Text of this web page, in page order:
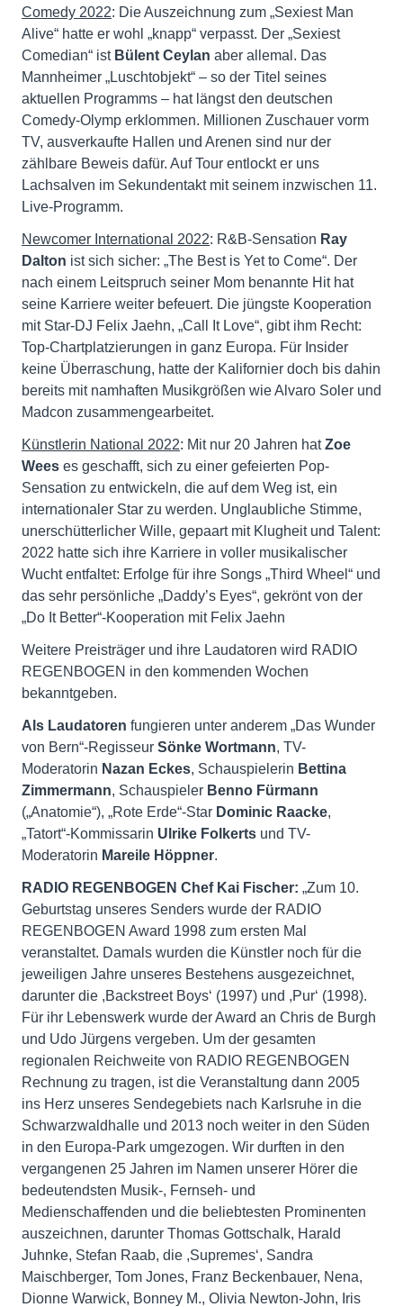
Comedy 2022: Die Auszeichnung zum „Sexiest Man
Alive“ hatte er wohl „knapp“ verpasst. Der „Sexiest
Comedian“ ist Bülent Ceylan aber allemal. Das
Mannheimer „Luschtobjekt“ – so der Titel seines
aktuellen Programms – hat längst den deutschen
Comedy-Olymp erklommen. Millionen Zuschauer vorm
TV, ausverkaufte Hallen und Arenen sind nur der
zählbare Beweis dafür. Auf Tour entlockt er uns
Lachsalven im Sekundentakt mit seinem inzwischen 11.
Live-Programm.
Newcomer International 2022: R&B-Sensation Ray
Dalton ist sich sicher: „The Best is Yet to Come“. Der
nach einem Leitspruch seiner Mom benannte Hit hat
seine Karriere weiter befeuert. Die jüngste Kooperation
mit Star-DJ Felix Jaehn, „Call It Love“, gibt ihm Recht:
Top-Chartplatzierungen in ganz Europa. Für Insider
keine Überraschung, hatte der Kalifornier doch bis dahin
bereits mit namhaften Musikgrößen wie Alvaro Soler und
Madcon zusammengearbeitet.
Künstlerin National 2022: Mit nur 20 Jahren hatZoe
Wees es geschafft, sich zu einer gefeierten Pop-
Sensation zu entwickeln, die auf dem Weg ist, ein
internationaler Star zu werden. Unglaubliche Stimme,
unerschütterlicher Wille, gepaart mit Klugheit und Talent:
2022 hatte sich ihre Karriere in voller musikalischer
Wucht entfaltet: Erfolge für ihre Songs „Third Wheel“ und
das sehr persönliche „Daddy’s Eyes“, gekrönt von der
„Do It Better“-Kooperation mit Felix Jaehn
Weitere Preisträger und ihre Laudatoren wird RADIO
REGENBOGEN in den kommenden Wochen
bekanntgeben.
Als Laudatoren fungieren unter anderem „Das Wunder
von Bern“-Regisseur Sönke Wortmann, TV-
Moderatorin Nazan Eckes, Schauspielerin Bettina
Zimmermann, Schauspieler Benno Fürmann
(„Anatomie“), „Rote Erde“-Star Dominic Raacke,
„Tatort“-Kommissarin Ulrike Folkerts und TV-
Moderatorin Mareile Höppner.
RADIO REGENBOGEN Chef Kai Fischer: „Zum 10.
Geburtstag unseres Senders wurde der RADIO
REGENBOGEN Award 1998 zum ersten Mal
veranstaltet. Damals wurden die Künstler noch für die
jeweiligen Jahre unseres Bestehens ausgezeichnet,
darunter die ,Backstreet Boys‘ (1997) und ,Pur‘ (1998).
Für ihr Lebenswerk wurde der Award an Chris de Burgh
und Udo Jürgens vergeben. Um der gesamten
regionalen Reichweite von RADIO REGENBOGEN
Rechnung zu tragen, ist die Veranstaltung dann 2005
ins Herz unseres Sendegebiets nach Karlsruhe in die
Schwarzwaldhalle und 2013 noch weiter in den Süden
in den Europa-Park umgezogen. Wir durften in den
vergangenen 25 Jahren im Namen unserer Hörer die
bedeutendsten Musik-, Fernseh- und
Medienschaffenden und die beliebtesten Prominenten
auszeichnen, darunter Thomas Gottschalk, Harald
Juhnke, Stefan Raab, die ,Supremes‘, Sandra
Maischberger, Tom Jones, Franz Beckenbauer, Nena,
Dionne Warwick, Bonney M., Olivia Newton-John, Iris